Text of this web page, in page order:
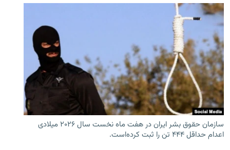
سازمان حقوق بشر ایران در هفت ماه نخست سال ۲۰۲۶ میلادی
اعدام حداقل ۴۴۴ تن را ثبت کرده‌است.